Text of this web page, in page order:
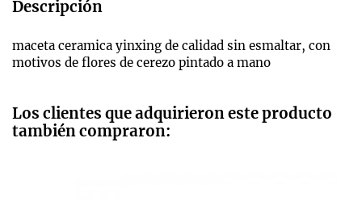
Descripción
maceta ceramica yinxing de calidad sin esmaltar, con
motivos de flores de cerezo pintado a mano
Los clientes que adquirieron este producto
también compraron: